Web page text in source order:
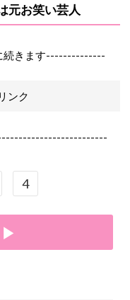
元お笑い芸人
続きます--------------
ンク
4
▶